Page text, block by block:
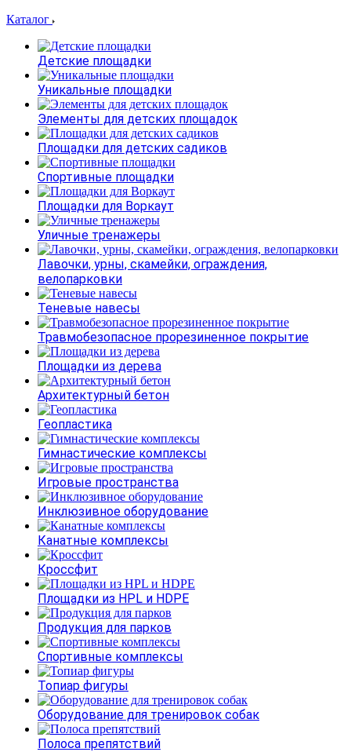
Каталог
Детские площадки
Уникальные площадки
Элементы для детских площадок
Площадки для детских садиков
Спортивные площадки
Площадки для Воркаут
Уличные тренажеры
Лавочки, урны, скамейки, ограждения,
велопарковки
Теневые навесы
Травмобезопасное прорезиненное покрытие
Площадки из дерева
Архитектурный бетон
Геопластика
Гимнастические комплексы
Игровые пространства
Инклюзивное оборудование
Канатные комплексы
Кроссфит
Площадки из HPL и HDPE
Продукция для парков
Спортивные комплексы
Топиар фигуры
Оборудование для тренировок собак
Полоса препятствий